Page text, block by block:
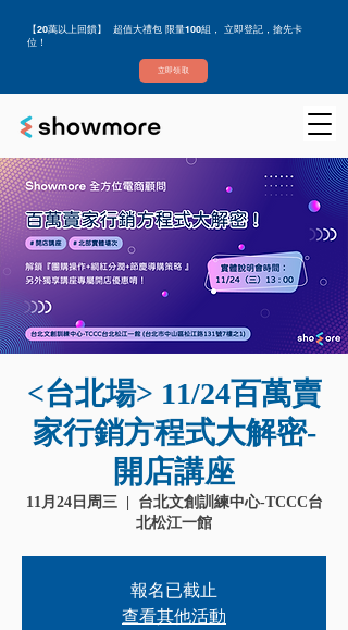
【20萬以上回饋】 超值大禮包 限量100組， 立即登記，搶先卡
位！
立即領取
<台北場> 11/24百萬賣
家行銷方程式大解密-
開店講座
11月24日周三
  |
台北文創訓練中心-TCCC台
北松江一館
報名已截止
查看其他活動